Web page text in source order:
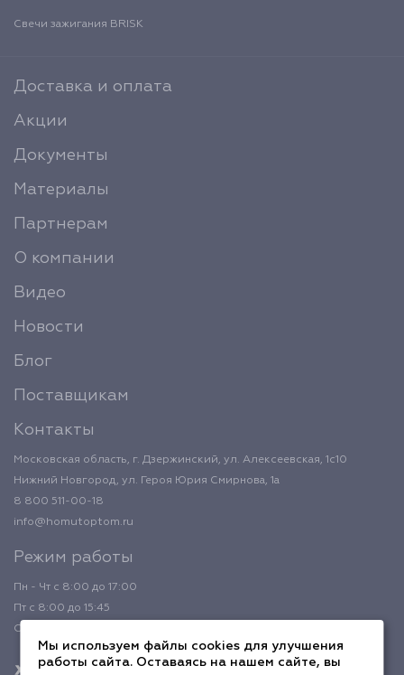
Свечи зажигания BRISK
Доставка и оплата
Акции
Документы
Материалы
Партнерам
О компании
Видео
Новости
Блог
Поставщикам
Контакты
Московская область, г. Дзержинский, ул. Алексеевская, 1с10
Нижний Новгород, ул. Героя Юрия Смирнова, 1а
8 800 511-00-18
info@homutoptom.ru
Режим работы
Пн - Чт с 8:00 до 17:00
Пт с 8:00 до 15:45
Обед с 12:00 до 12:45
Мы используем файлы cookies для улучшения
работы сайта. Оставаясь на нашем сайте, вы